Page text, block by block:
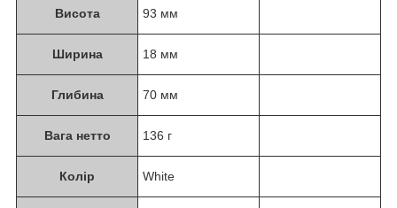
Висота 93 мм
Ширина 18 мм
Глибина 70 мм
Вага нетто 136 г
Колір White